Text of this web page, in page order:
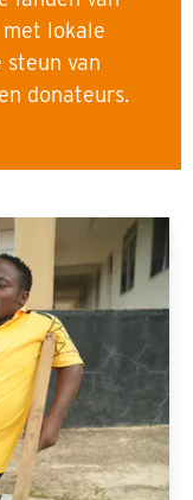
met lokale
van
donateurs.